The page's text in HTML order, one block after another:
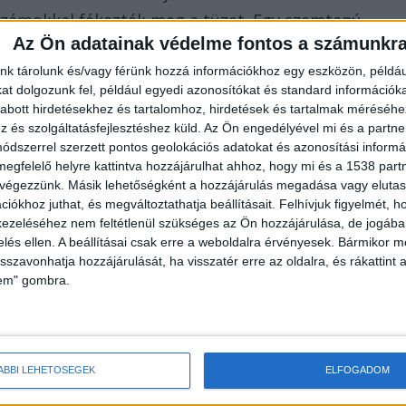
Az Ön adatainak védelme fontos a
tárolunk és/vagy férünk hozzá információkhoz egy eszközön,
dolgozunk fel, például egyedi azonosítókat és standard
hirdetésekhez és tartalomhoz, hirdetések és tartalmak
és szolgáltatásfejlesztéshez küld. Az Ön engedélyével mi és a
szerzett pontos geolokációs adatokat és azonosítási
helyre kattintva hozzájárulhat ahhoz, hogy mi és a 1538
Másik lehetőségként a hozzájárulás megadása vagy
juthat, és megváltoztathatja beállításait. Felhívjuk figyelmét,
nem feltétlenül szükséges az Ön hozzájárulása, de
ellen. A beállításai csak erre a weboldalra érvényesek. Bármikor
hozzájárulását, ha visszatér erre az oldalra, és rákattint
gombra.
LEHETŐSÉGEK ELFOGADOM
fékezték meg a tüzet. Egy szemtanú
személyi sérülés valószínűleg nem
szemben állt. Egyelőre nem tudni,
további programjait. Az Ozora Fesztivál
kapuit, július 25. ugyanis a „mínusz második nap”.
, miután bevetette magát a tűzbe. Nagyon
küzdöttek az életéért, az életét nem tudták
hogy egy Szingapúrból érkezett vendég
perceken belül megérkeztek a